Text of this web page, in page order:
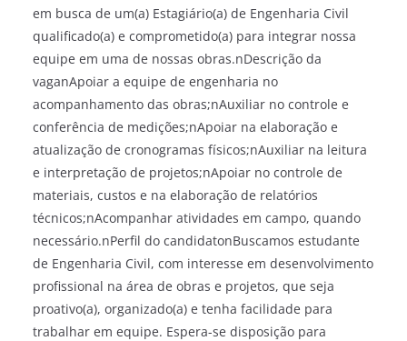
em busca de um(a) Estagiário(a) de Engenharia Civil
qualificado(a) e comprometido(a) para integrar nossa
equipe em uma de nossas obras.nDescrição da
vaganApoiar a equipe de engenharia no
acompanhamento das obras;nAuxiliar no controle e
conferência de medições;nApoiar na elaboração e
atualização de cronogramas físicos;nAuxiliar na leitura
e interpretação de projetos;nApoiar no controle de
materiais, custos e na elaboração de relatórios
técnicos;nAcompanhar atividades em campo, quando
necessário.nPerfil do candidatonBuscamos estudante
de Engenharia Civil, com interesse em desenvolvimento
profissional na área de obras e projetos, que seja
proativo(a), organizado(a) e tenha facilidade para
trabalhar em equipe. Espera-se disposição para